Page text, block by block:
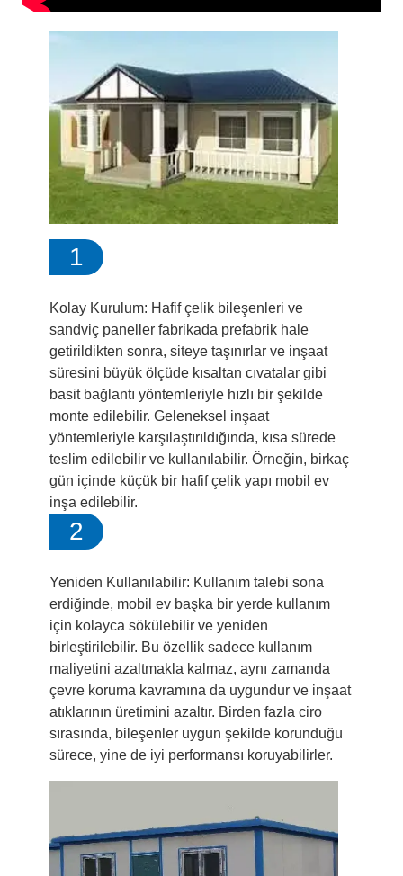
1
Kolay Kurulum: Hafif çelik bileşenleri ve
sandviç paneller fabrikada prefabrik hale
getirildikten sonra, siteye taşınırlar ve inşaat
süresini büyük ölçüde kısaltan cıvatalar gibi
basit bağlantı yöntemleriyle hızlı bir şekilde
monte edilebilir. Geleneksel inşaat
yöntemleriyle karşılaştırıldığında, kısa sürede
teslim edilebilir ve kullanılabilir. Örneğin, birkaç
gün içinde küçük bir hafif çelik yapı mobil ev
inşa edilebilir.
2
Yeniden Kullanılabilir: Kullanım talebi sona
erdiğinde, mobil ev başka bir yerde kullanım
için kolayca sökülebilir ve yeniden
birleştirilebilir. Bu özellik sadece kullanım
maliyetini azaltmakla kalmaz, aynı zamanda
çevre koruma kavramına da uygundur ve inşaat
atıklarının üretimini azaltır. Birden fazla ciro
sırasında, bileşenler uygun şekilde korunduğu
sürece, yine de iyi performansı koruyabilirler.